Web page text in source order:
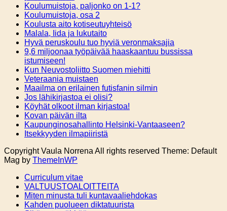
Koulumuistoja, paljonko on 1-1?
Koulumuistoja, osa 2
Koulusta aito kotiseutuyhteisö
Malala, Iida ja lukutaito
Hyvä peruskoulu tuo hyviä veronmaksajia
9,6 miljoonaa työpäivää haaskaantuu bussissa
istumiseen!
Kun Neuvostoliitto Suomen miehitti
Veteraania muistaen
Maailma on erilainen futisfanin silmin
Jos lähikirjastoa ei olisi?
Köyhät olkoot ilman kirjastoa!
Kovan päivän ilta
Kaupunginosahallinto Helsinki-Vantaaseen?
Itsekkyyden ilmapiiristä
Copyright Vaula Norrena All rights reserved Theme: Default
Mag by ThemeInWP
Curriculum vitae
VALTUUSTOALOITTEITA
Miten minusta tuli kuntavaaliehdokas
Kahden puolueen diktatuurista